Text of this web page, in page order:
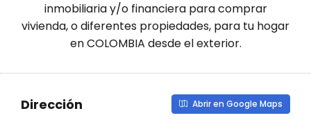
inmobiliaria y/o financiera para comprar
vivienda, o diferentes propiedades, para tu hogar
en COLOMBIA desde el exterior.
Dirección Abrir en Google Maps